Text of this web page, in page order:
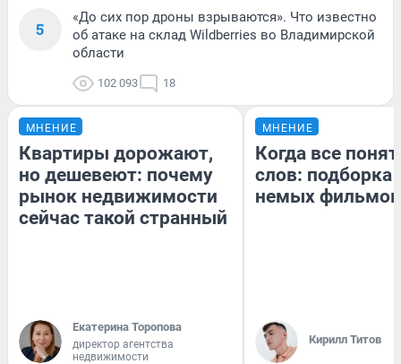
5
«До сих пор дроны взрываются». Что известно
об атаке на склад Wildberries во Владимирской
области
102 093 18
МНЕНИЕ
Квартиры дорожают,
но дешевеют: почему
рынок недвижимости
сейчас такой странный
Екатерина Торопова
директор агентства
недвижимости
МНЕНИЕ
Когда все
слов: подборка
немых фильмов
Кирилл Титов